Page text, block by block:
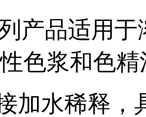
产品适用
色浆和色
加水稀释